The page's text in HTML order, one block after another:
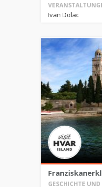
Ivan Dolac
GESCHICHTE